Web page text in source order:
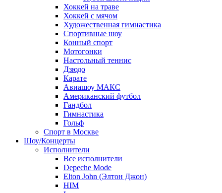
Хоккей на траве
Хоккей с мячом
Художественная гимнастика
Спортивные шоу
Конный спорт
Мотогонки
Настольный теннис
Дзюдо
Карате
Авиашоу МАКС
Американский футбол
Гандбол
Гимнастика
Гольф
Спорт в Москве
Шоу/Концерты
Исполнители
Все исполнители
Depeche Mode
Elton John (Элтон Джон)
HIM